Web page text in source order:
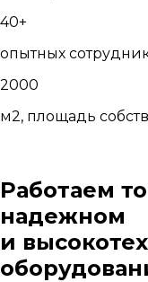
40+
опытных
2000
м2, площадь
Работаем
надежном
и